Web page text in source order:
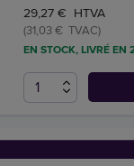
29,27 € HTVA
(31,03 € TVAC)
EN STOCK, LIVRÉ EN